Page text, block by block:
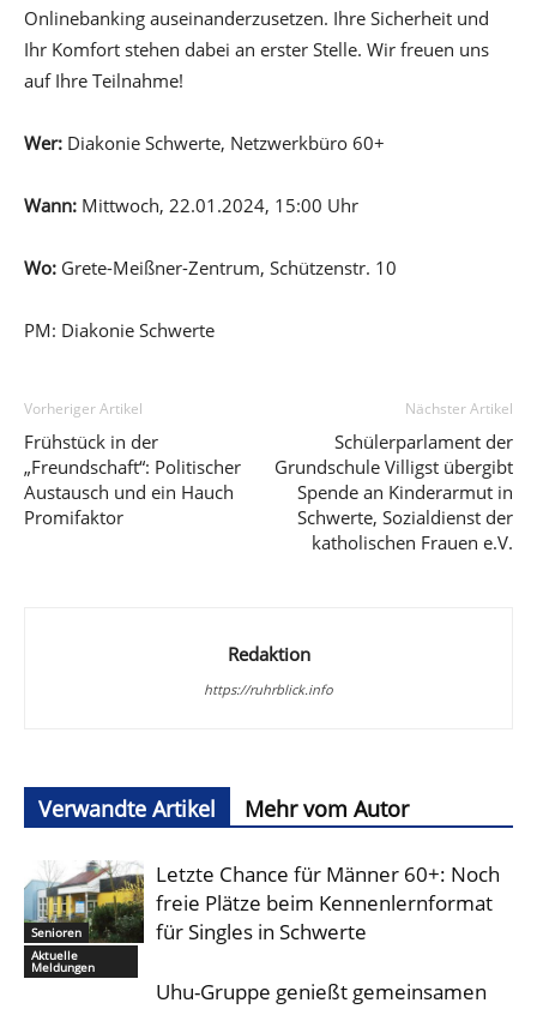
Onlinebanking auseinanderzusetzen. Ihre Sicherheit und
Ihr Komfort stehen dabei an erster Stelle. Wir freuen uns
auf Ihre Teilnahme!
Wer: Diakonie Schwerte, Netzwerkbüro 60+
Wann: Mittwoch, 22.01.2024, 15:00 Uhr
Wo: Grete-Meißner-Zentrum, Schützenstr. 10
PM: Diakonie Schwerte
Vorheriger Artikel
Frühstück in der
„Freundschaft“: Politischer
Austausch und ein Hauch
Promifaktor
Nächster Artikel
Schülerparlament der
Grundschule Villigst übergibt
Spende an Kinderarmut in
Schwerte, Sozialdienst der
katholischen Frauen e.V.
Redaktion
https://ruhrblick.info
Verwandte Artikel Mehr vom Autor
Senioren
Letzte Chance für Männer 60+: Noch
freie Plätze beim Kennenlernformat
für Singles in Schwerte
Aktuelle
Meldungen
Uhu-Gruppe genießt gemeinsamen